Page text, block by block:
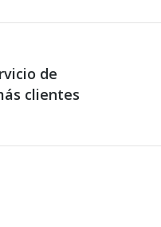
de
clientes